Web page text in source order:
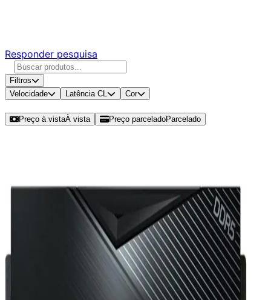
Responder pesquisa
Filtros
Velocidade
Latência CL Cor
Preço à vistaÀ vista Preço parceladoParcelado